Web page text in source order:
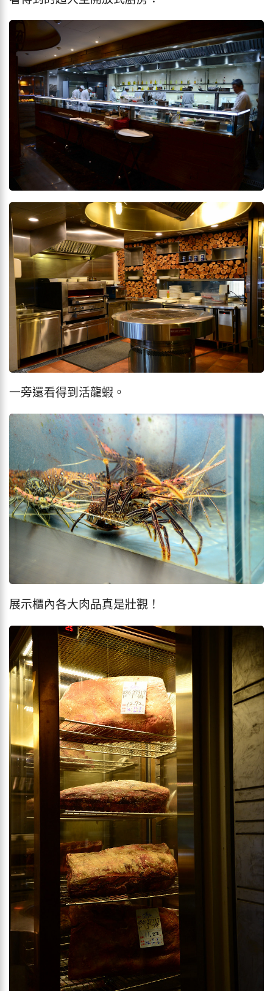
一旁還看得到活龍蝦。
展示櫃內各大肉品真是壯觀！